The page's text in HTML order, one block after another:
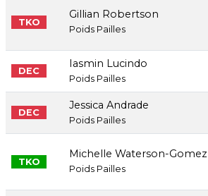
TKO
Gillian Robertson
Poids Pailles
DEC
Iasmin Lucindo
Poids Pailles
DEC
Jessica Andrade
Poids Pailles
TKO
Michelle Waterson-Gomez
Poids Pailles